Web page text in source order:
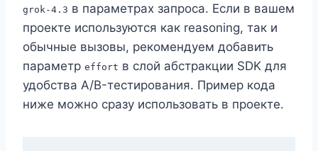
grok-4.3 в параметрах запроса. Если в вашем
проекте используются как reasoning, так и
обычные вызовы, рекомендуем добавить
параметр effort в слой абстракции SDK для
удобства A/B-тестирования. Пример кода
ниже можно сразу использовать в проекте.